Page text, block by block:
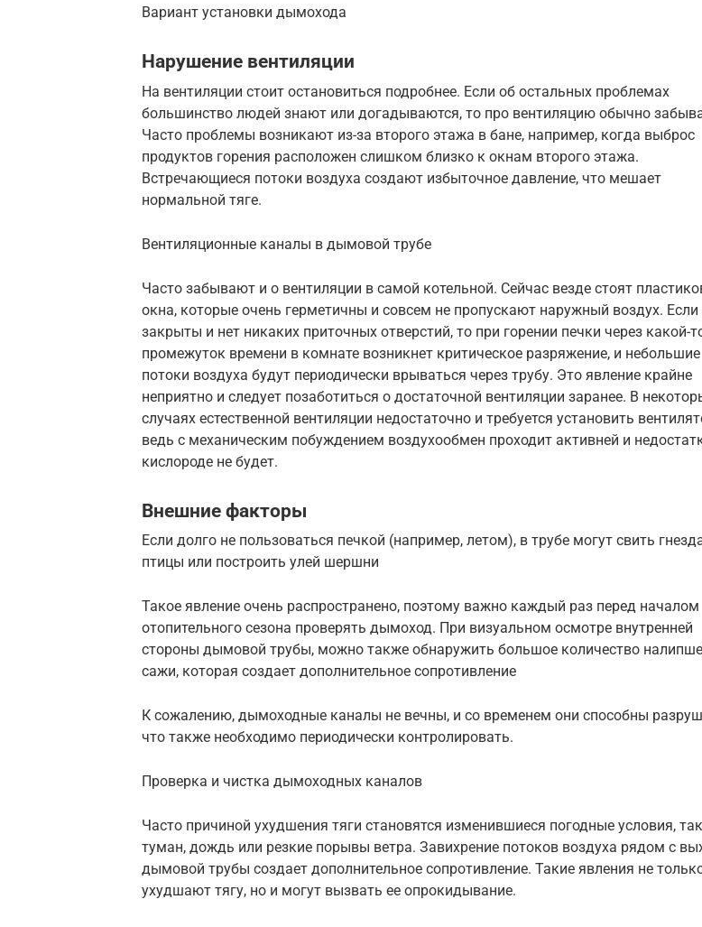
Вариант установки дымохода
Нарушение вентиляции
На вентиляции стоит остановиться подробнее. Если об остальных проблемах
большинство людей знают или догадываются, то про вентиляцию обычно
Часто проблемы возникают из-за второго этажа в бане, например, когда выброс
продуктов горения расположен слишком близко к окнам второго этажа.
Встречающиеся потоки воздуха создают избыточное давление, что мешает
нормальной тяге.
Вентиляционные каналы в дымовой трубе
Часто забывают и о вентиляции в самой котельной. Сейчас везде стоят
окна, которые очень герметичны и совсем не пропускают наружный воздух. Если
закрыты и нет никаких приточных отверстий, то при горении печки через какой-
промежуток времени в комнате возникнет критическое разряжение, и небольшие
потоки воздуха будут периодически врываться через трубу. Это явление крайне
неприятно и следует позаботиться о достаточной вентиляции заранее. В
случаях естественной вентиляции недостаточно и требуется установить
ведь с механическим побуждением воздухообмен проходит активней и
кислороде не будет.
Внешние факторы
Если долго не пользоваться печкой (например, летом), в трубе могут свить
птицы или построить улей шершни
Такое явление очень распространено, поэтому важно каждый раз перед началом
отопительного сезона проверять дымоход. При визуальном осмотре внутренней
стороны дымовой трубы, можно также обнаружить большое количество
сажи, которая создает дополнительное сопротивление
К сожалению, дымоходные каналы не вечны, и со временем они способны
что также необходимо периодически контролировать.
Проверка и чистка дымоходных каналов
Часто причиной ухудшения тяги становятся изменившиеся погодные условия,
туман, дождь или резкие порывы ветра. Завихрение потоков воздуха рядом с
дымовой трубы создает дополнительное сопротивление. Такие явления не
ухудшают тягу, но и могут вызвать ее опрокидывание.